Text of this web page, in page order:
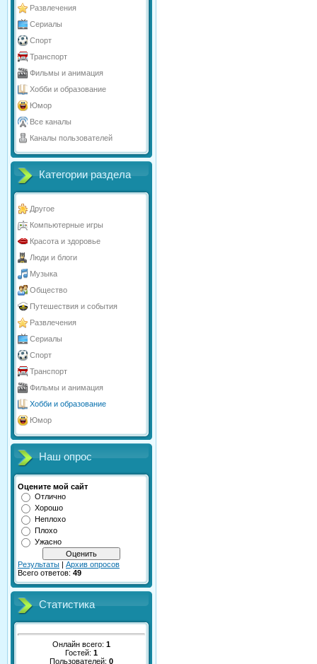
Развлечения
Сериалы
Спорт
Транспорт
Фильмы и анимация
Хобби и образование
Юмор
Все каналы
Каналы пользователей
Категории раздела
Другое
Компьютерные игры
Красота и здоровье
Люди и блоги
Музыка
Общество
Путешествия и события
Развлечения
Сериалы
Спорт
Транспорт
Фильмы и анимация
Хобби и образование
Юмор
Наш опрос
Оцените мой сайт
Отлично
Хорошо
Неплохо
Плохо
Ужасно
Результаты | Архив опросов
Всего ответов: 49
Статистика
Онлайн всего: 1
Гостей: 1
Пользователей: 0